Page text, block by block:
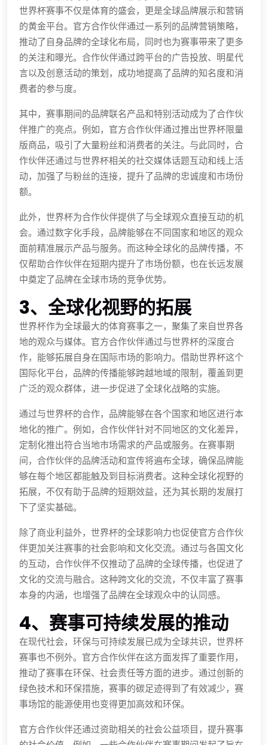
世界杯赛事不仅是体育的盛会，更是全球品牌展示和营销
的黄金平台。官方合作伙伴通过一系列的品牌营销策略，
推动了自身品牌的全球化布局，同时也为赛事带来了更多
的关注和曝光。合作伙伴通过跨平台的广告投放、明星代
言以及创意活动的策划，成功地提高了品牌的知名度和消
费者的参与度。
其中，赛事期间的品牌联名产品和特别活动成为了合作伙
伴推广的亮点。例如，官方合作伙伴通过推出世界杯限量
版商品，吸引了大量粉丝和消费者的关注。与此同时，合
作伙伴还通过与世界杯相关的社交媒体话题互动和线上活
动，加强了与粉丝的连接，提升了品牌的忠诚度和市场份
额。
此外，世界杯为合作伙伴提供了与全球观众直接互动的机
会。通过数字化手段，品牌能够在不同国家和地区的观众
面前精准展示产品与服务。而这种全球化的品牌传播，不
仅帮助合作伙伴在短期内提升了市场份额，也在长远发展
中奠定了品牌在全球市场的竞争优势。
3、全球化视野的拓展
世界杯作为全球最大的体育赛事之一，聚集了来自世界各
地的观众与媒体。官方合作伙伴通过与世界杯的深度合
作，能够拓展自身在国际市场的影响力。借助世界杯这个
国际化平台，品牌的传播能够跨越地域的限制，覆盖到更
广泛的观众群体，进一步促进了全球化战略的实施。
通过与世界杯的合作，品牌能够在各个国家和地区进行本
地化的推广。例如，合作伙伴针对不同地区的文化差异，
定制化推出符合当地市场需求的产品或服务。在赛事期
间，合作伙伴的品牌活动和宣传将遍布全球，确保品牌能
够在每个地区都能触及到目标消费者。这种全球化视野的
拓展，不仅有助于品牌的短期效益，还为其长期的发展打
下了坚实基础。
除了商业利益外，世界杯的全球影响力也促使官方合作伙
伴更加关注赛事的社会影响和文化交流。通过与各国文化
的互动，合作伙伴不仅推动了品牌的全球传播，也促进了
文化的交流与融合。这种跨文化的交流，不仅丰富了赛事
本身的内涵，也增强了品牌在全球观众中的认同感。
4、赛事可持续发展的推动
在现代社会，环保与可持续发展已成为全球共识，世界杯
赛事也不例外。官方合作伙伴在这方面发挥了重要作用，
推动了赛事在环保、社会责任等方面的进步。通过创新的
绿色技术和环保措施，赛事的碳足迹得到了有效减少，赛
事场馆的能源使用也变得更加高效和环保。
官方合作伙伴还通过资助相关的社会公益项目，提升赛事